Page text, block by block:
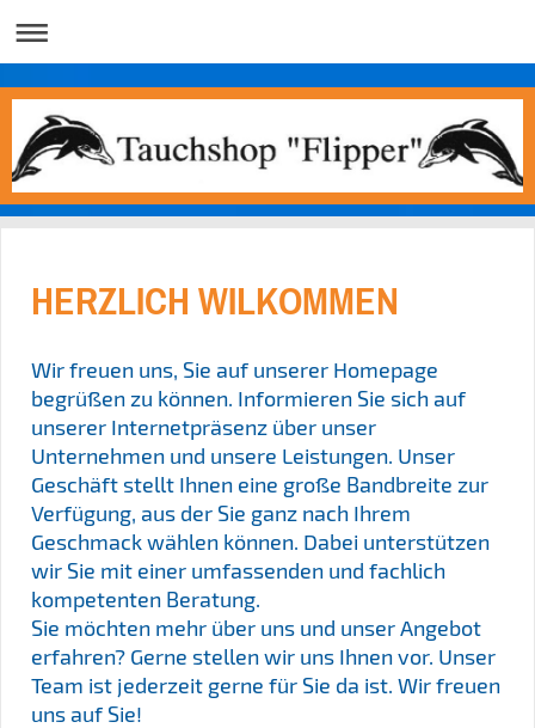
HERZLICH WILKOMMEN
Wir freuen uns, Sie auf unserer Homepage
begrüßen zu können. Informieren Sie sich auf
unserer Internetpräsenz über unser
Unternehmen und unsere Leistungen. Unser
Geschäft stellt Ihnen eine große Bandbreite zur
Verfügung, aus der Sie ganz nach Ihrem
Geschmack wählen können. Dabei unterstützen
wir Sie mit einer umfassenden und fachlich
kompetenten Beratung.
Sie möchten mehr über uns und unser Angebot
erfahren? Gerne stellen wir uns Ihnen vor. Unser
Team ist jederzeit gerne für Sie da ist. Wir freuen
uns auf Sie!